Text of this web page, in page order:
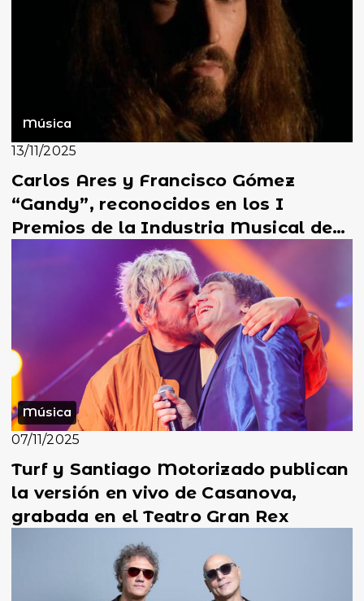
Música
13/11/2025
Carlos Ares y Francisco Gómez
“Gandy”, reconocidos en los I
Premios de la Industria Musical de
Música
07/11/2025
Turf y Santiago Motorizado publican
la versión en vivo de Casanova,
grabada en el Teatro Gran Rex